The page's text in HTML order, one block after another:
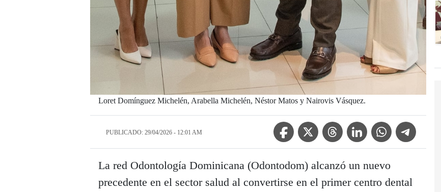
Loret Domínguez Michelén, Arabella Michelén, Néstor Matos y Nairovis Vásquez.
PUBLICADO: 29/04/2026 - 12:01 AM
Facebook IconTwitter IconThreads IconLinkedin IconWhatsApp IconTelegram Icon
La red Odontología Dominicana (Odontodom) alcanzó un nuevo
precedente en el sector salud al convertirse en el primer centro dental